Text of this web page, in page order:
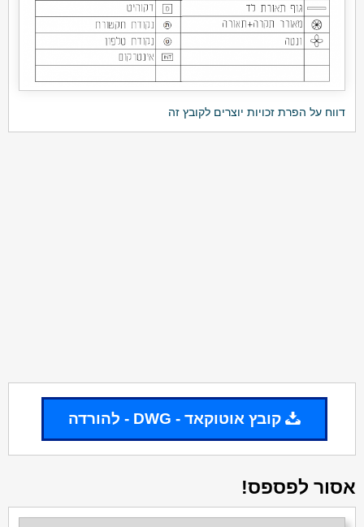
דווח על הפרת זכויות יוצרים לקובץ זה
קובץ אוטוקאד - DWG - להורדה
אסור לפספס!